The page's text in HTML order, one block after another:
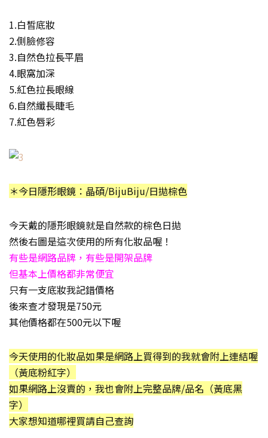
1.白皙底妝
2.側臉修容
3.自然色拉長平眉
4.眼窩加深
5.紅色拉長眼線
6.自然纖長睫毛
7.紅色唇彩
＊今日隱形眼鏡：晶碩/BijuBiju/日拋棕色
今天戴的隱形眼鏡就是自然款的棕色日拋
然後右圖是這次使用的所有化妝品喔！
有些是網路品牌，有些是開架品牌
但基本上價格都非常便宜
只有一支底妝我記錯價格
後來查才發現是750元
其他價格都在500元以下喔
今天使用的化妝品如果是網路上買得到的我就會附上連結喔
（黃底粉紅字）
如果網路上沒賣的，我也會附上完整品牌/品名（黃底黑
字）
大家想知道哪裡買請自己查詢